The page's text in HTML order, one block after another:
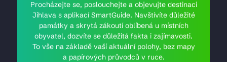
Procházejte se, poslouchejte a objevujte destinaci
Jihlava s aplikací SmartGuide. Navštívíte důležité
památky a skrytá zákoutí oblíbená u místních
obyvatel, dozvíte se důležitá fakta i zajímavosti.
To vše na základě vaší aktuální polohy, bez mapy
a papírových průvodců v ruce.